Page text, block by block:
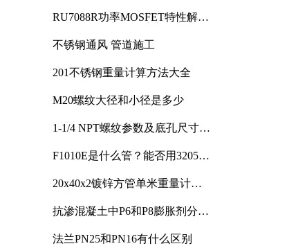
RU7088R功率MOSFET特性解析
不锈钢通风 管道施工
201不锈钢重量计算方法大全
M20螺纹大径和小径是多少
1-1/4 NPT螺纹参数及底孔尺寸详
F1010E是什么管？能否用3205或
20x40x2镀锌方管单米重量计算
抗渗混凝土中P6和P8膨胀剂分别
法兰PN25和PN16有什么区别